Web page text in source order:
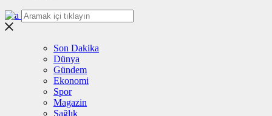
Son Dakika
Dünya
Gündem
Ekonomi
Spor
Magazin
Sağlık